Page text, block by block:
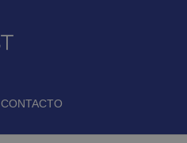
CONTACTO